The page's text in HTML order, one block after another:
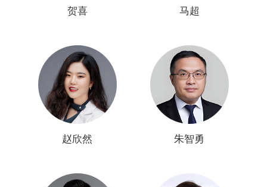
贺喜 马超
赵欣然 朱智勇